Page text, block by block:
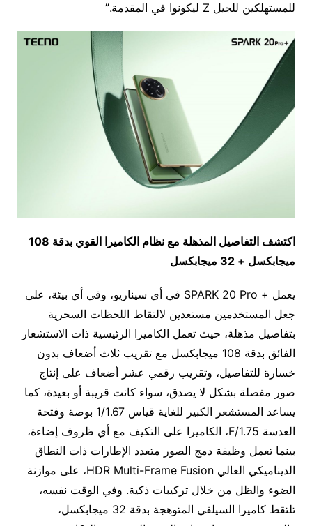
للمستهلكين للجيل Z ليكونوا في المقدمة.”
اكتشف التفاصيل المذهلة مع نظام الكاميرا القوي بدقة 108
ميجابكسل + 32 ميجابكسل
يعمل + SPARK 20 Pro في أي سيناريو، وفي أي بيئة، على
جعل المستخدمين مستعدين لالتقاط اللحظات السحرية
بتفاصيل مذهلة، حيث تعمل الكاميرا الرئيسية ذات الاستشعار
الفائق بدقة 108 ميجابكسل مع تقريب ثلاث أضعاف بدون
خسارة للتفاصيل، وتقريب رقمي عشر أضعاف على إنتاج
صور مفصلة بشكل لا يصدق، سواء كانت قريبة أو بعيدة، كما
يساعد المستشعر الكبير للغاية قياس 1/1.67 بوصة وفتحة
العدسة F/1.75، الكاميرا على التكيف مع أي ظروف إضاءة،
بينما تعمل وظيفة دمج الصور متعدد الإطارات ذات النطاق
الديناميكي العالي HDR Multi-Frame Fusion، على موازنة
الضوء والظل من خلال تركيبات ذكية. وفي الوقت نفسه،
تلتقط كاميرا السيلفي المتوهجة بدقة 32 ميجابكسل،